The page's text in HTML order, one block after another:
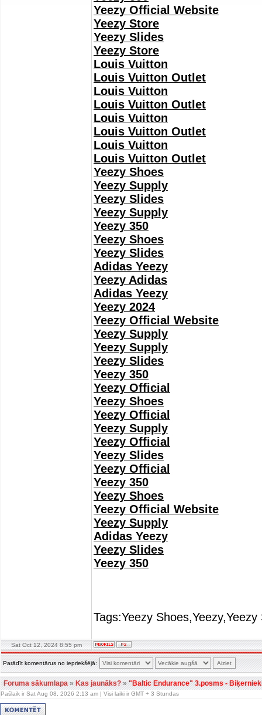
Yeezy Official Website
Yeezy Store
Yeezy Slides
Yeezy Store
Louis Vuitton
Louis Vuitton Outlet
Louis Vuitton
Louis Vuitton Outlet
Louis Vuitton
Louis Vuitton Outlet
Louis Vuitton
Louis Vuitton Outlet
Yeezy Shoes
Yeezy Supply
Yeezy Slides
Yeezy Supply
Yeezy 350
Yeezy Shoes
Yeezy Slides
Adidas Yeezy
Yeezy Adidas
Adidas Yeezy
Yeezy 2024
Yeezy Official Website
Yeezy Supply
Yeezy Supply
Yeezy Slides
Yeezy 350
Yeezy Official
Yeezy Shoes
Yeezy Official
Yeezy Supply
Yeezy Official
Yeezy Slides
Yeezy Official
Yeezy 350
Yeezy Shoes
Yeezy Official Website
Yeezy Supply
Adidas Yeezy
Yeezy Slides
Yeezy 350
Tags:Yeezy
Sat Oct 12, 2024 8:55 pm
Parādīt komentārus no iepriekšējā:
Foruma sākumlapa»Kas jaunāks?»"Baltic Endurance" 3.posms -
Pašlaik ir Sat Aug 08, 2026 2:13 am | Visi laiki ir GMT + 3 Stundas